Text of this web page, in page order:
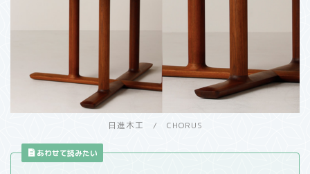
日進木工 / CHORUS
あわせて読みたい